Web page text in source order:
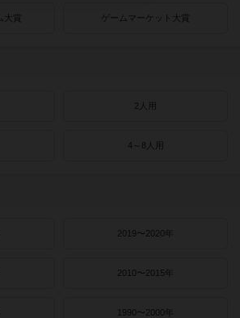
賞 ゲームマーケット大賞
2人用
4～8人用
2019〜2020年
2010〜2015年
1990〜2000年